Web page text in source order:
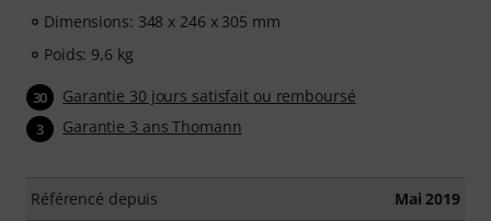
Dimensions: 348 x 246 x 305 mm
Poids: 9,6 kg
30 Garantie 30 jours satisfait ou remboursé
3 Garantie 3 ans Thomann
Référencé depuis Mai 2019